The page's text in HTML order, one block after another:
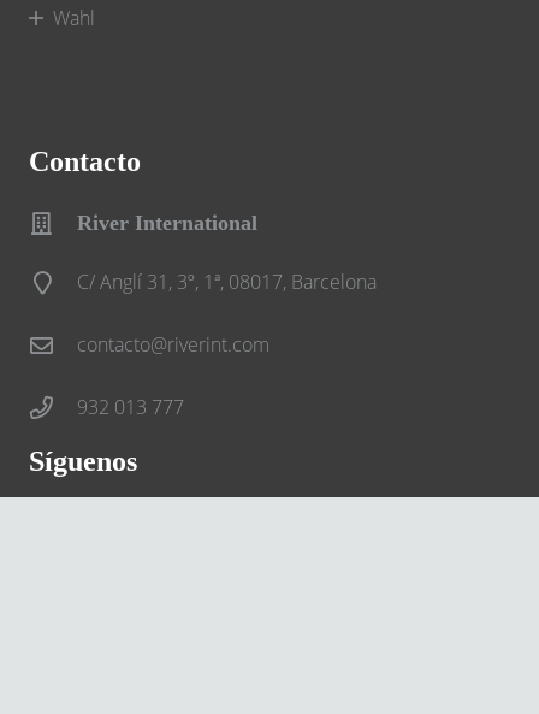
Wahl
Contacto
River International
C/ Anglí 31, 3º, 1ª, 08017, Barcelona
contacto@riverint.com
932 013 777
Síguenos